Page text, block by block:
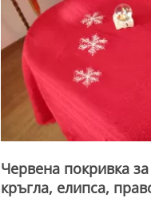
Червена покривка
кръгла, елипса,